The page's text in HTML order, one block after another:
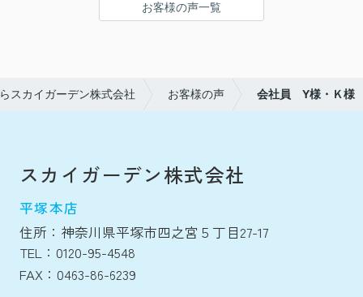
お客様の声一覧
スカイガーデン株式会社 お客様の声 会社員 Y様・Ｋ様
スカイガーデン株式会社
平塚本店
住所：神奈川県平塚市四之宮５丁目27-17
TEL：0120-95-4548
FAX：0463-86-6239